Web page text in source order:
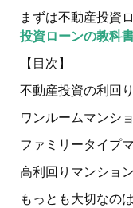
まずは不動産投資
投資ローンの教科
【目次】
不動産投資の利回
ワンルームマンシ
ファミリータイプ
高利回りマンショ
もっとも大切なの